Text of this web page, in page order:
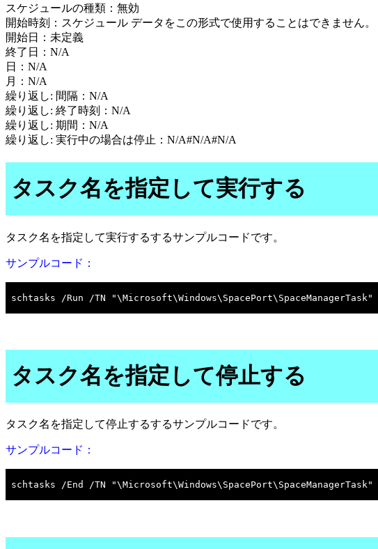
スケジュールの種類：無効
開始時刻：スケジュール データをこの形式で使用することはできません。
開始日：未定義
終了日：N/A
日：N/A
月：N/A
繰り返し: 間隔：N/A
繰り返し: 終了時刻：N/A
繰り返し: 期間：N/A
繰り返し: 実行中の場合は停止：N/A#N/A#N/A
タスク名を指定して実行する
タスク名を指定して実行するするサンプルコードです。
サンプルコード：
タスク名を指定して停止する
タスク名を指定して停止するするサンプルコードです。
サンプルコード：